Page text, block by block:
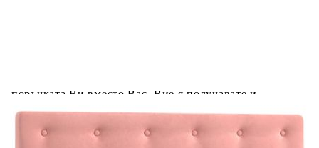
поръчката Ви вместо Вас. Вие я получавате и
Отложено до 30 дни от момента на изпращане на
поръчката без оскъпяване. За покупки на стойност до